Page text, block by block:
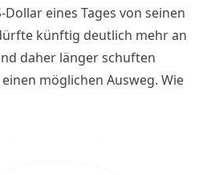
Dollar eines Tages von seinen
künftig deutlich mehr an
daher länger schuften
möglichen Ausweg. Wie